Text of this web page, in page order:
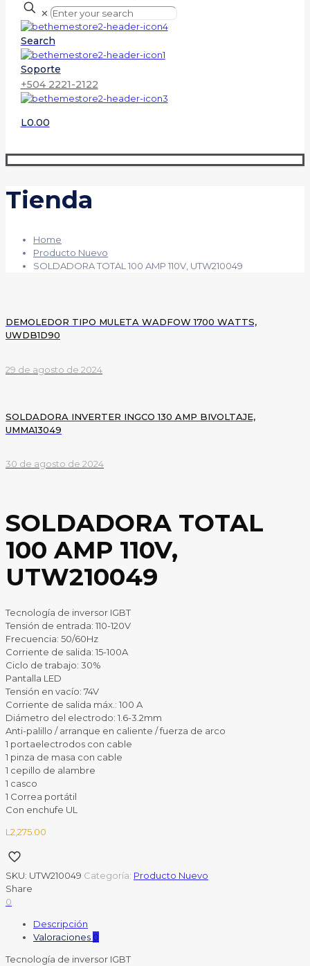
✕
Search
Soporte
+504 2221-2122
L0.00
Tienda
Home
Producto Nuevo
SOLDADORA TOTAL 100 AMP 110V, UTW210049
DEMOLEDOR TIPO MULETA WADFOW 1700 WATTS,
UWDB1D90
29 de agosto de 2024
SOLDADORA INVERTER INGCO 130 AMP BIVOLTAJE,
UMMA13049
30 de agosto de 2024
SOLDADORA TOTAL
100 AMP 110V,
UTW210049
Tecnología de inversor IGBT
Tensión de entrada: 110-120V
Frecuencia: 50/60Hz
Corriente de salida: 15-100A
Ciclo de trabajo: 30%
Pantalla LED
Tensión en vacío: 74V
Corriente de salida máx.: 100 A
Diámetro del electrodo: 1.6-3.2mm
Anti-palillo / arranque en caliente / fuerza de arco
1 portaelectrodos con cable
1 pinza de masa con cable
1 cepillo de alambre
1 casco
1 Correa portátil
Con enchufe UL
L 2,275.00
SKU: UTW210049 Categoría: Producto Nuevo
Share
0
Descripción
Valoraciones 0
Tecnología de inversor IGBT